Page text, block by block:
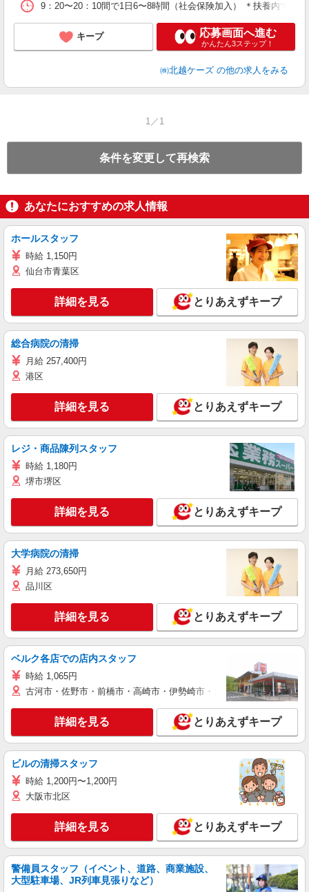
9：20〜20：10間で1日6〜8時間（社会保険加入） ＊扶養内
キープ 応募画面へ進む
かんたん3ステップ！
㈱北越ケーズ の他の求人をみる
1／1
条件を変更して再検索
あなたにおすすめの求人情報
ホールスタッフ
時給 1,150円
仙台市青葉区
詳細を見る とりあえずキープ
総合病院の清掃
月給 257,400円
港区
詳細を見る とりあえずキープ
レジ・商品陳列スタッフ
時給 1,180円
堺市堺区
詳細を見る とりあえずキープ
大学病院の清掃
月給 273,650円
品川区
詳細を見る とりあえずキープ
ベルク各店での店内スタッフ
時給 1,065円
古河市・佐野市・前橋市・高崎市・伊勢崎市・太田市・館林市・藤
詳細を見る とりあえずキープ
ビルの清掃スタッフ
時給 1,200円〜1,200円
大阪市北区
詳細を見る とりあえずキープ
警備員スタッフ（イベント、道路、商業施設、
大型駐車場、JR列車見張りなど）